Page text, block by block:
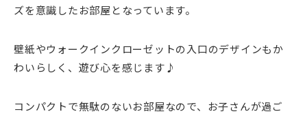
ズを意識したお部屋となっています。
壁紙やウォークインクローゼットの入口のデザインもか
わいらしく、遊び心を感じます♪
コンパクトで無駄のないお部屋なので、お子さんが過ご